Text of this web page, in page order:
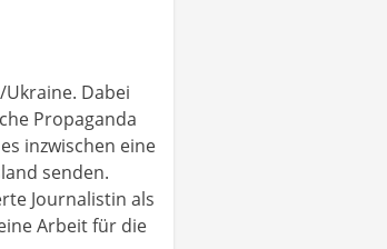
Dabei
Propaganda
inzwischen eine
senden.
Journalistin als
Arbeit für die